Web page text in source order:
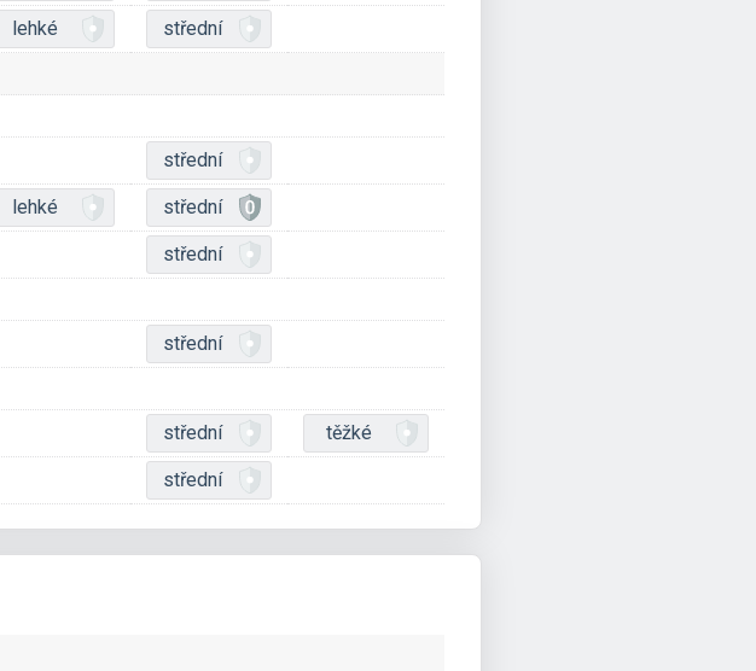
lehké
střední
střední
lehké střední
střední
střední
střední těžké
střední